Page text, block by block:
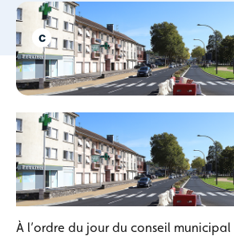
À l’ordre du jour du conseil municipal